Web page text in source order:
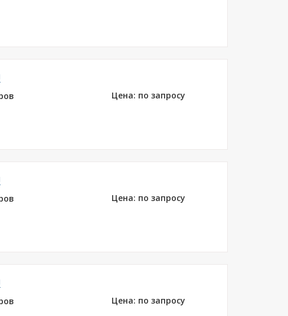
Цена: по запросу
Цена: по запросу
Цена: по запросу